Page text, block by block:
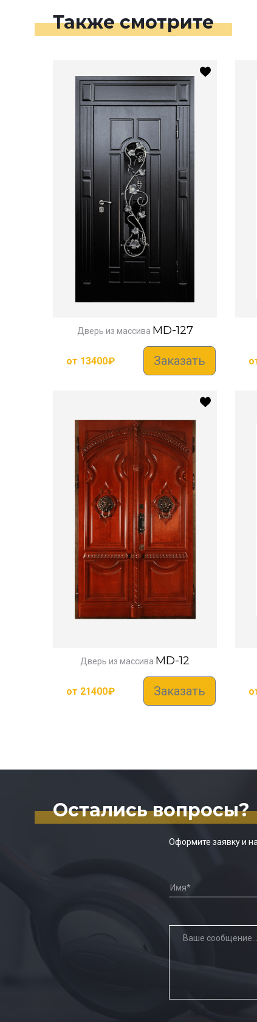
Также смотрите
Дверь из массива MD-127
от 13400₽ Заказать
Дверь из массива MD-12
от 21400₽ Заказать
Остались вопросы?
Оформите заявку и